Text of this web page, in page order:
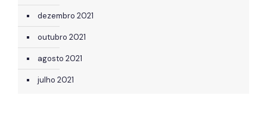
dezembro 2021
outubro 2021
agosto 2021
julho 2021